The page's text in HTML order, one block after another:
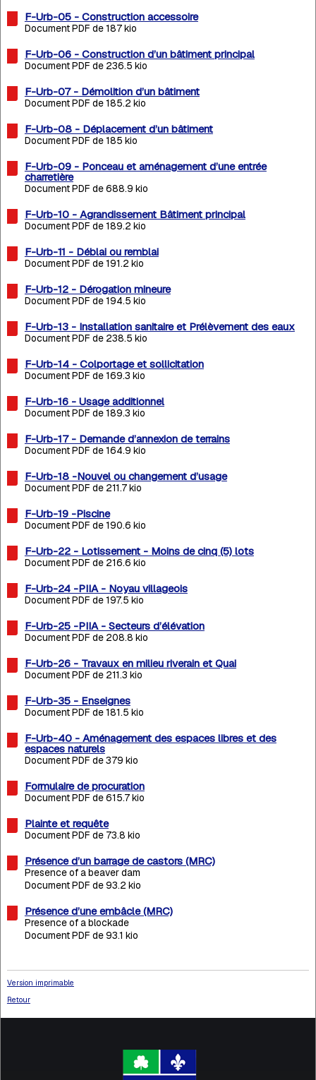
F-Urb-05 - Construction accessoire
Document PDF de 187 kio
F-Urb-06 - Construction d’un bâtiment principal
Document PDF de 236.5 kio
F-Urb-07 - Démolition d’un bâtiment
Document PDF de 185.2 kio
F-Urb-08 - Déplacement d’un bâtiment
Document PDF de 185 kio
F-Urb-09 - Ponceau et aménagement d’une entrée
charretière
Document PDF de 688.9 kio
F-Urb-10 - Agrandissement Bâtiment principal
Document PDF de 189.2 kio
F-Urb-11 - Déblai ou remblai
Document PDF de 191.2 kio
F-Urb-12 - Dérogation mineure
Document PDF de 194.5 kio
F-Urb-13 - Installation sanitaire et Prélèvement des eaux
Document PDF de 238.5 kio
F-Urb-14 - Colportage et sollicitation
Document PDF de 169.3 kio
F-Urb-16 - Usage additionnel
Document PDF de 189.3 kio
F-Urb-17 - Demande d’annexion de terrains
Document PDF de 164.9 kio
F-Urb-18 -Nouvel ou changement d’usage
Document PDF de 211.7 kio
F-Urb-19 -Piscine
Document PDF de 190.6 kio
F-Urb-22 - Lotissement - Moins de cinq (5) lots
Document PDF de 216.6 kio
F-Urb-24 -PIIA - Noyau villageois
Document PDF de 197.5 kio
F-Urb-25 -PIIA - Secteurs d’élévation
Document PDF de 208.8 kio
F-Urb-26 - Travaux en milieu riverain et Quai
Document PDF de 211.3 kio
F-Urb-35 - Enseignes
Document PDF de 181.5 kio
F-Urb-40 - Aménagement des espaces libres et des
espaces naturels
Document PDF de 379 kio
Formulaire de procuration
Document PDF de 615.7 kio
Plainte et requête
Document PDF de 73.8 kio
Présence d’un barrage de castors (MRC)
Presence of a beaver dam
Document PDF de 93.2 kio
Présence d’une embâcle (MRC)
Presence of a blockade
Document PDF de 93.1 kio
Version imprimable
Retour